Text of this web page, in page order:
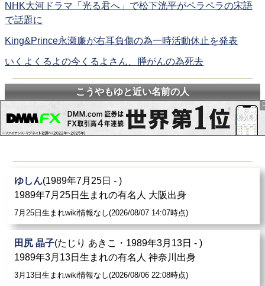
NHK大河ドラマ「光る君へ」で松下洸平がペラペラの宋語
で話題に
King&Prince永瀬廉が右耳負傷の為一時活動休止を発表
いくよくるよの今くるよさん、膵がんの為死去
こうやもゆと近い名前の人
ゆしん(1989年7月25日 - )
1989年7月25日生まれの有名人 大阪出身
7月25日生まれwiki情報なし(2026/08/07 14:07時点)
田尻 晶子(たじり あきこ・1989年3月13日 - )
1989年3月13日生まれの有名人 神奈川出身
3月13日生まれwiki情報なし(2026/08/06 22:08時点)